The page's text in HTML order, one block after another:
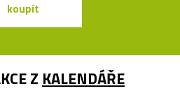
koupit
Z KALENDÁŘE